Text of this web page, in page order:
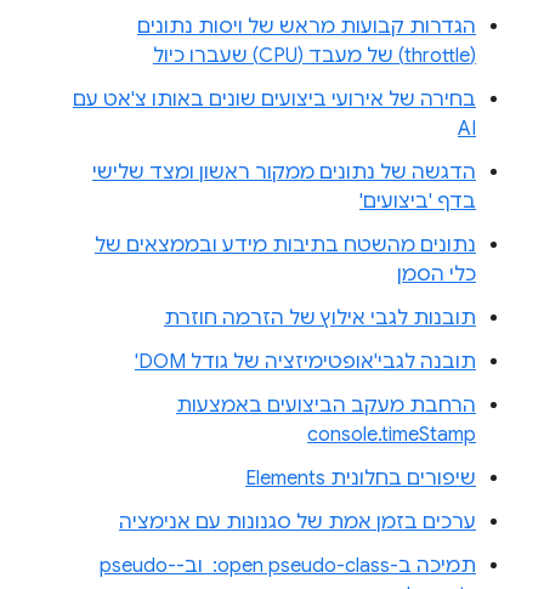
הגדרות קבועות מראש של ויסות נתונים
(throttle) של מעבד (CPU) שעברו כיול
בחירה של אירועי ביצועים שונים באותו צ'אט עם
AI
הדגשה של נתונים ממקור ראשון ומצד שלישי
בדף 'ביצועים'
נתונים מהשטח בתיבות מידע ובממצאים של
כלי הסמן
תובנות לגבי אילוץ של הזרמה חוזרת
תובנה לגבי'אופטימיזציה של גודל DOM'
הרחבת מעקב הביצועים באמצעות
console.timeStamp
שיפורים בחלונית Elements
ערכים בזמן אמת של סגנונות עם אנימציה
תמיכה ב-‎ :open pseudo-class וב-pseudo-